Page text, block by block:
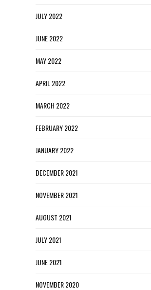
JULY 2022
JUNE 2022
MAY 2022
APRIL 2022
MARCH 2022
FEBRUARY 2022
JANUARY 2022
DECEMBER 2021
NOVEMBER 2021
AUGUST 2021
JULY 2021
JUNE 2021
NOVEMBER 2020